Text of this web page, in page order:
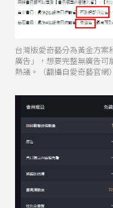
台灣版愛奇藝分為黃金方
廣告」，想要完整無廣告可
熱議。（翻攝自愛奇藝官網）